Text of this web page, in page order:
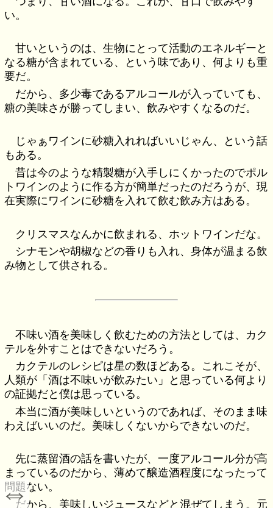
い。
甘いというのは、生物にとって活動のエネルギーと
なる糖が含まれている、という味であり、何よりも重
要だ。
だから、多少毒であるアルコールが入っていても、
糖の美味さが勝ってしまい、飲みやすくなるのだ。
じゃぁワインに砂糖入れればいいじゃん、という話
もある。
昔は今のような精製糖が入手しにくかったのでポル
トワインのように作る方が簡単だったのだろうが、現
在実際にワインに砂糖を入れて飲む飲み方はある。
クリスマスなんかに飲まれる、ホットワインだな。
シナモンや胡椒などの香りも入れ、身体が温まる飲
み物として供される。
不味い酒を美味しく飲むための方法としては、カク
テルを外すことはできないだろう。
カクテルのレシピは星の数ほどある。これこそが、
人類が「酒は不味いが飲みたい」と思っている何より
の証拠だと僕は思っている。
本当に酒が美味しいというのであれば、そのまま味
わえばいいのだ。美味しくないからできないのだ。
先に蒸留酒の話を書いたが、一度アルコール分が高
まっているのだから、薄めて醸造酒程度になったって
問題ない。
だから、美味しいジュースなどと混ぜてしまう。元
⇔